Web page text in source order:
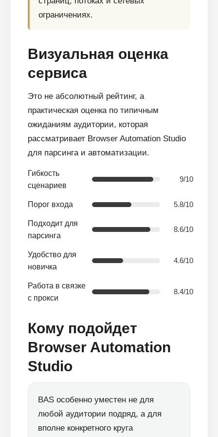
ограничениях.
Визуальная оценка
сервиса
Это не абсолютный рейтинг, а
практическая оценка по типичным
ожиданиям аудитории, которая
рассматривает Browser Automation Studio
для парсинга и автоматизации.
Гибкость
сценариев
9/10
Порог входа 5.8/10
Подходит для
парсинга
8.6/10
Удобство для
новичка
4.6/10
Работа в связке
с прокси
8.4/10
Кому подойдет
Browser Automation
Studio
BAS особенно уместен не для
любой аудитории подряд, а для
вполне конкретного круга
ПЕРЕЙТИ В БЛОГ